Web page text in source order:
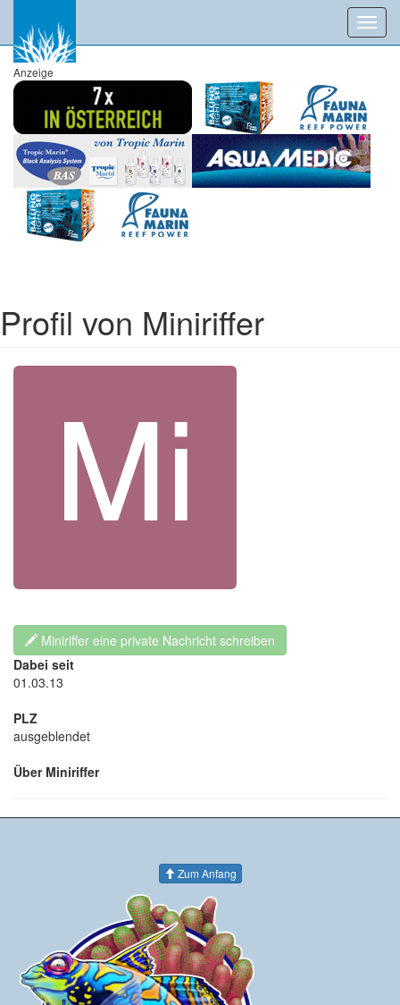
Anzeige
Profil von Miniriffer
Miniriffer eine private Nachricht schreiben
Dabei seit
01.03.13
PLZ
ausgeblendet
Über Miniriffer
Zum Anfang